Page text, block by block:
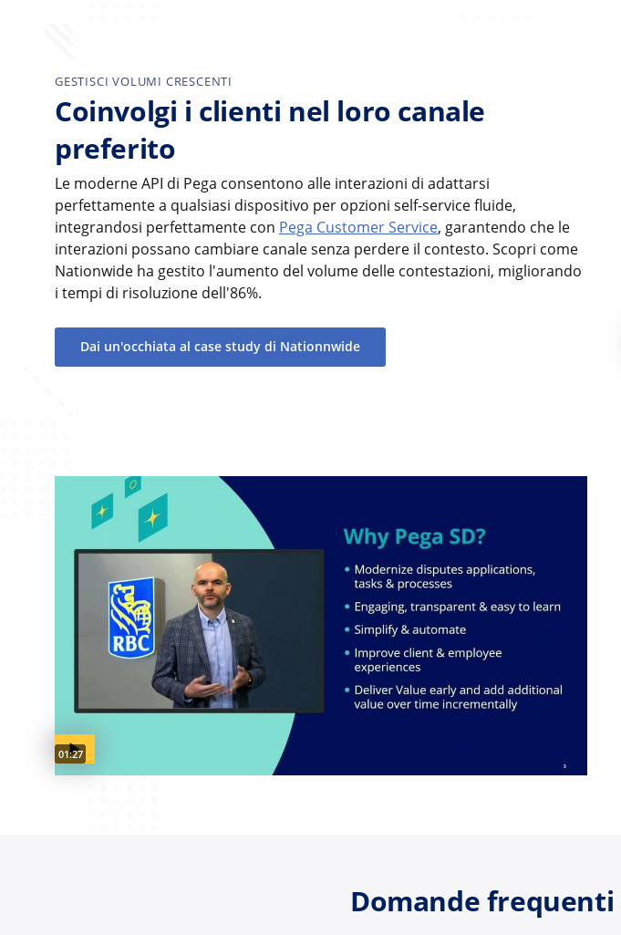
GESTISCI VOLUMI CRESCENTI
Coinvolgi i clienti nel loro canale
preferito
Le moderne API di Pega consentono alle interazioni di adattarsi
perfettamente a qualsiasi dispositivo per opzioni self-service fluide,
integrandosi perfettamente con Pega Customer Service, garantendo che le
interazioni possano cambiare canale senza perdere il contesto. Scopri come
Nationwide ha gestito l'aumento del volume delle contestazioni, migliorando
i tempi di risoluzione dell'86%.
Dai un'occhiata al case study di Nationnwide
Video duration:
01:27
Domande frequenti